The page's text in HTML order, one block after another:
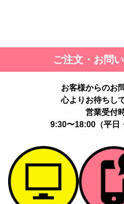
ご注文・お問
お客様からのお
心よりお待ちし
営業受付
9:30〜18:00（平日